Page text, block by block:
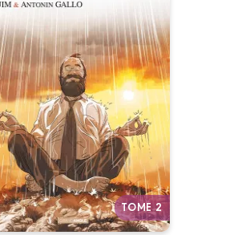
TOME 2
Detox
Vol. 02/2
Date de parution :
09/2020
y a-t-il une vie sans la 4G ?”
Autres tomes